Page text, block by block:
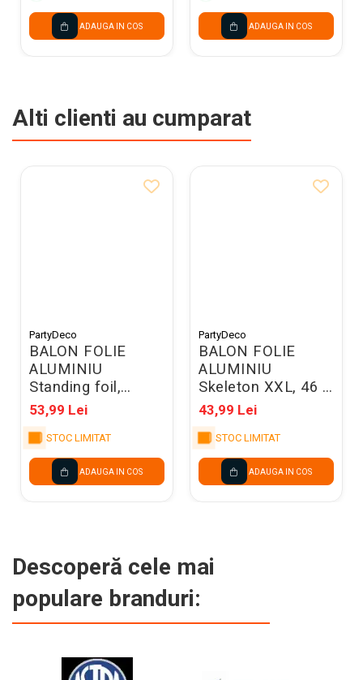
ADAUGA IN COS ADAUGA IN COS
Alti clienti au cumparat
PartyDeco
BALON FOLIE
ALUMINIU
Standing foil,
Giraffe, 49x114cm,
mix FB391
53,99 Lei
STOC LIMITAT
ADAUGA IN COS
PartyDeco
BALON FOLIE
ALUMINIU
Skeleton XXL, 46 X
129cm, mix FB303
43,99 Lei
STOC LIMITAT
ADAUGA IN COS
Descoperă cele mai
populare branduri: